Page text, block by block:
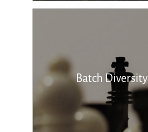
Batch Diversity